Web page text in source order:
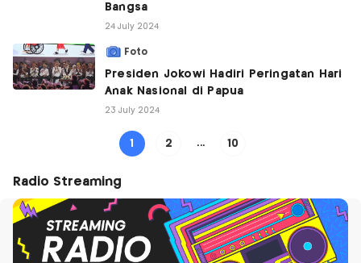
Bangsa
24 July 2024
Foto
Presiden Jokowi Hadiri Peringatan Hari
Anak Nasional di Papua
23 July 2024
1 2 ... 10
Radio Streaming